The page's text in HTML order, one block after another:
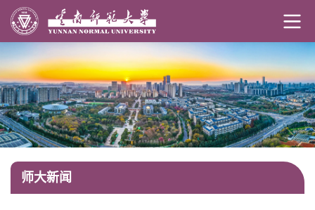
师大新闻